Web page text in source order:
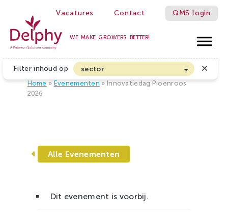
Vacatures Contact QMS login
Delphy WE MAKE GROWERS BETTER!
Filter inhoud op
sector
Akkerbouw en Vollegrondsgroenten
Cannabis
Home » Evenementen » Innovatiedag Pioenroos
2026
Alle Evenementen
Dit evenement is voorbij.